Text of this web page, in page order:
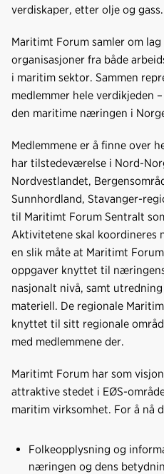
verdiskaper, etter olje og gass.
Maritimt Forum samler om
organisasjoner fra både
i maritim sektor. Sammen
medlemmer hele verdikjeden
den maritime næringen i
Medlemmene er å finne over
har tilstedeværelse i Nord-
Nordvestlandet,
Sunnhordland, Stavanger-
til Maritimt Forum Sentralt
Aktivitetene skal koordineres
en slik måte at Maritimt
oppgaver knyttet til
nasjonalt nivå, samt
materiell. De regionale
knyttet til sitt regionale
med medlemmene der.
Maritimt Forum har som
attraktive stedet i EØS-
maritim virksomhet. For å nå
Folkeopplysning og
næringen og dens